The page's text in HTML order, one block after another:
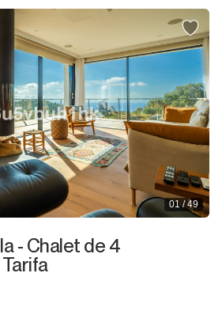
01 / 49
- Chalet de 4